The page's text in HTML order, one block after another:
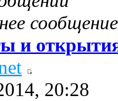
сообщение
и
20:28